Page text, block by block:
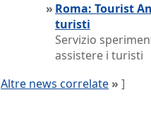
» Roma: Tourist
turisti
Servizio
assistere i turisti
Altre news correlate » ]